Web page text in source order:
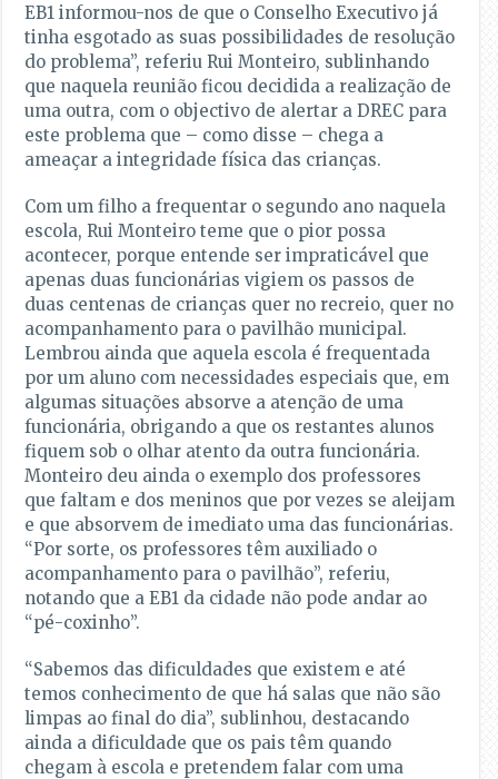
EB1 informou-nos de que o Conselho Executivo já
tinha esgotado as suas possibilidades de resolução
do problema”, referiu Rui Monteiro, sublinhando
que naquela reunião ficou decidida a realização de
uma outra, com o objectivo de alertar a DREC para
este problema que – como disse – chega a
ameaçar a integridade física das crianças.
Com um filho a frequentar o segundo ano naquela
escola, Rui Monteiro teme que o pior possa
acontecer, porque entende ser impraticável que
apenas duas funcionárias vigiem os passos de
duas centenas de crianças quer no recreio, quer no
acompanhamento para o pavilhão municipal.
Lembrou ainda que aquela escola é frequentada
por um aluno com necessidades especiais que, em
algumas situações absorve a atenção de uma
funcionária, obrigando a que os restantes alunos
fiquem sob o olhar atento da outra funcionária.
Monteiro deu ainda o exemplo dos professores
que faltam e dos meninos que por vezes se aleijam
e que absorvem de imediato uma das funcionárias.
“Por sorte, os professores têm auxiliado o
acompanhamento para o pavilhão”, referiu,
notando que a EB1 da cidade não pode andar ao
“pé-coxinho”.
“Sabemos das dificuldades que existem e até
temos conhecimento de que há salas que não são
limpas ao final do dia”, sublinhou, destacando
ainda a dificuldade que os pais têm quando
chegam à escola e pretendem falar com uma